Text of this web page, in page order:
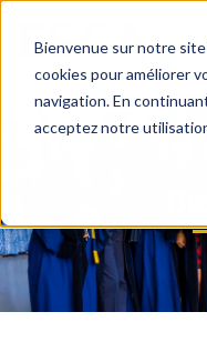
Bienvenue sur notre
cookies pour améliorer
navigation. En
acceptez notre